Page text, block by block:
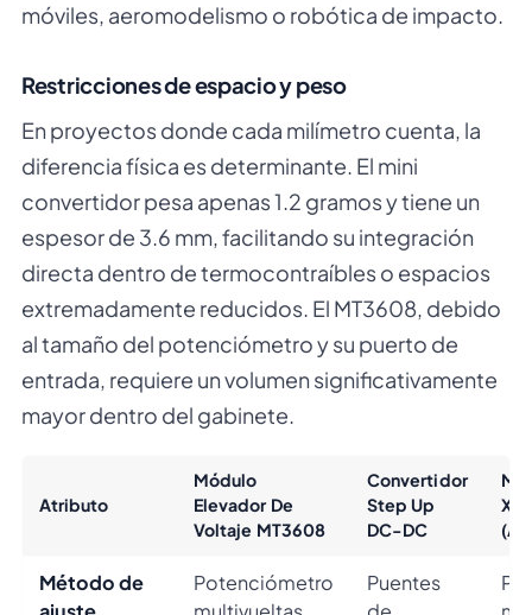
móviles, aeromodelismo o robótica de impacto.
Restricciones de espacio y peso
En proyectos donde cada milímetro cuenta, la
diferencia física es determinante. El mini
convertidor pesa apenas 1.2 gramos y tiene un
espesor de 3.6 mm, facilitando su integración
directa dentro de termocontraíbles o espacios
extremadamente reducidos. El MT3608, debido
al tamaño del potenciómetro y su puerto de
entrada, requiere un volumen significativamente
mayor dentro del gabinete.
Atributo
Módulo
Elevador De
Voltaje MT3608
Convertidor
Step Up
DC-DC
Método de
Potenciómetro
Puentes